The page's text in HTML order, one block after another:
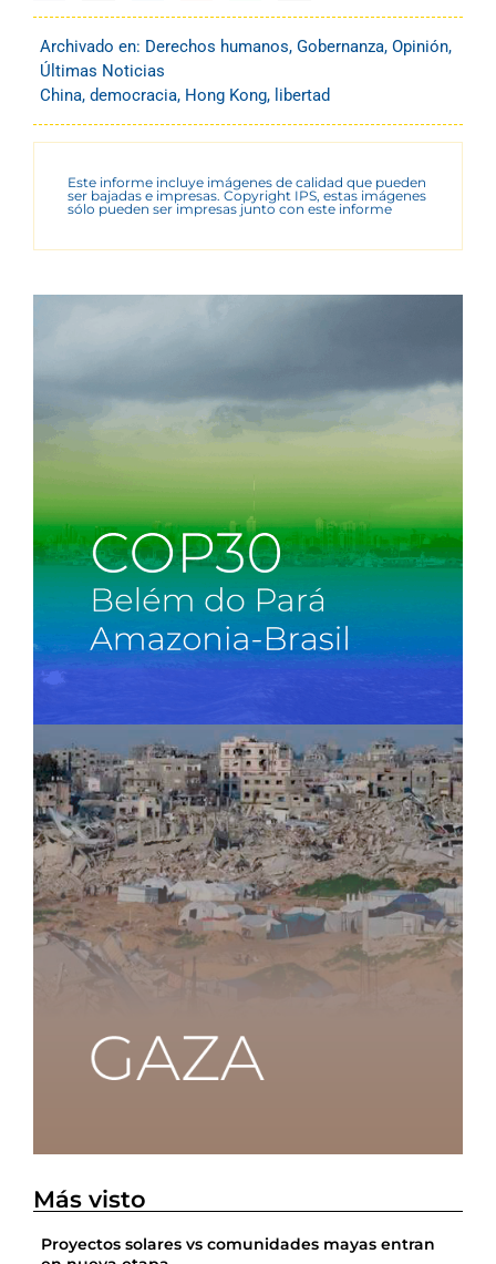
Archivado en: Derechos humanos, Gobernanza, Opinión,
Últimas Noticias
China, democracia, Hong Kong, libertad
Este informe incluye imágenes de calidad que pueden
ser bajadas e impresas. Copyright IPS, estas imágenes
sólo pueden ser impresas junto con este informe
Más visto
Proyectos solares vs comunidades mayas entran